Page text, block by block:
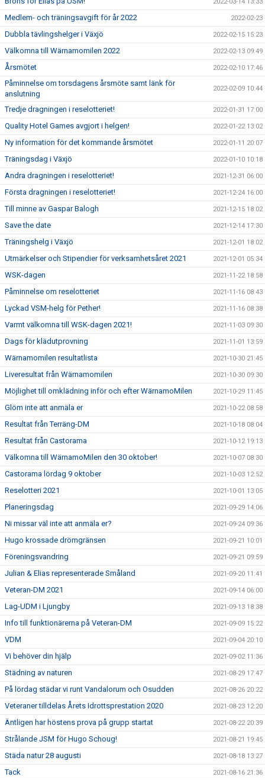
Medlem- och träningsavgift för år 2022 2022-02-23
Dubbla tävlingshelger i Växjö 2022-02-15 15:23
Välkomna till Wärnamomilen 2022 2022-02-13 09:49
Årsmötet 2022-02-10 17:46
Påminnelse om torsdagens årsmöte samt länk för
anslutning
2022-02-09 10:44
Tredje dragningen i reselotteriet! 2022-01-31 17:00
Quality Hotel Games avgjort i helgen! 2022-01-22 13:02
Ny information för det kommande årsmötet 2022-01-11 20:07
Träningsdag i Växjö 2022-01-10 10:18
Andra dragningen i reselotteriet! 2021-12-31 06:00
Första dragningen i reselotteriet! 2021-12-24 16:00
Till minne av Gaspar Balogh 2021-12-15 18:02
Save the date 2021-12-14 17:30
Träningshelg i Växjö 2021-12-01 18:02
Utmärkelser och Stipendier för verksamhetsåret 2021 2021-12-01 05:34
WSK-dagen 2021-11-22 18:58
Påminnelse om reselotteriet 2021-11-16 08:43
Lyckad VSM-helg för Pether! 2021-11-16 08:38
Varmt välkomna till WSK-dagen 2021! 2021-11-03 09:30
Dags för klädutprovning 2021-11-01 13:59
Wärnamomilen resultatlista 2021-10-30 21:45
Liveresultat från Wärnamomilen 2021-10-30 09:30
Möjlighet till omklädning inför och efter WärnamoMilen 2021-10-29 11:45
Glöm inte att anmäla er 2021-10-22 08:58
Resultat från Terräng-DM 2021-10-18 08:04
Resultat från Castorama 2021-10-12 19:13
Välkomna till WärnamoMilen den 30 oktober! 2021-10-07 08:30
Castorama lördag 9 oktober 2021-10-03 12:52
Reselotteri 2021 2021-10-01 13:05
Planeringsdag 2021-09-29 14:06
Ni missar väl inte att anmäla er? 2021-09-24 09:36
Hugo krossade drömgränsen 2021-09-21 10:01
Föreningsvandring 2021-09-21 09:59
Julian & Elias representerade Småland 2021-09-20 11:41
Veteran-DM 2021 2021-09-14 06:00
Lag-UDM i Ljungby 2021-09-13 18:38
Info till funktionärerna på Veteran-DM 2021-09-09 15:22
VDM 2021-09-04 20:10
Vi behöver din hjälp 2021-09-02 11:36
Städning av naturen 2021-08-29 17:47
På lördag städar vi runt Vandalorum och Osudden 2021-08-26 20:22
Veteraner tilldelas Årets Idrottsprestation 2020 2021-08-23 12:20
Äntligen har höstens prova på grupp startat 2021-08-22 20:39
Strålande JSM för Hugo Schoug! 2021-08-21 19:45
Städa natur 28 augusti 2021-08-18 13:27
Tack 2021-08-16 21:36